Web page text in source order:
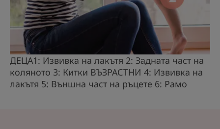
ДЕЦА1: Извивка на лакътя 2: Задната част на
коляното 3: Китки ВЪЗРАСТНИ 4: Извивка на
лакътя 5: Външна част на ръцете 6: Рамо